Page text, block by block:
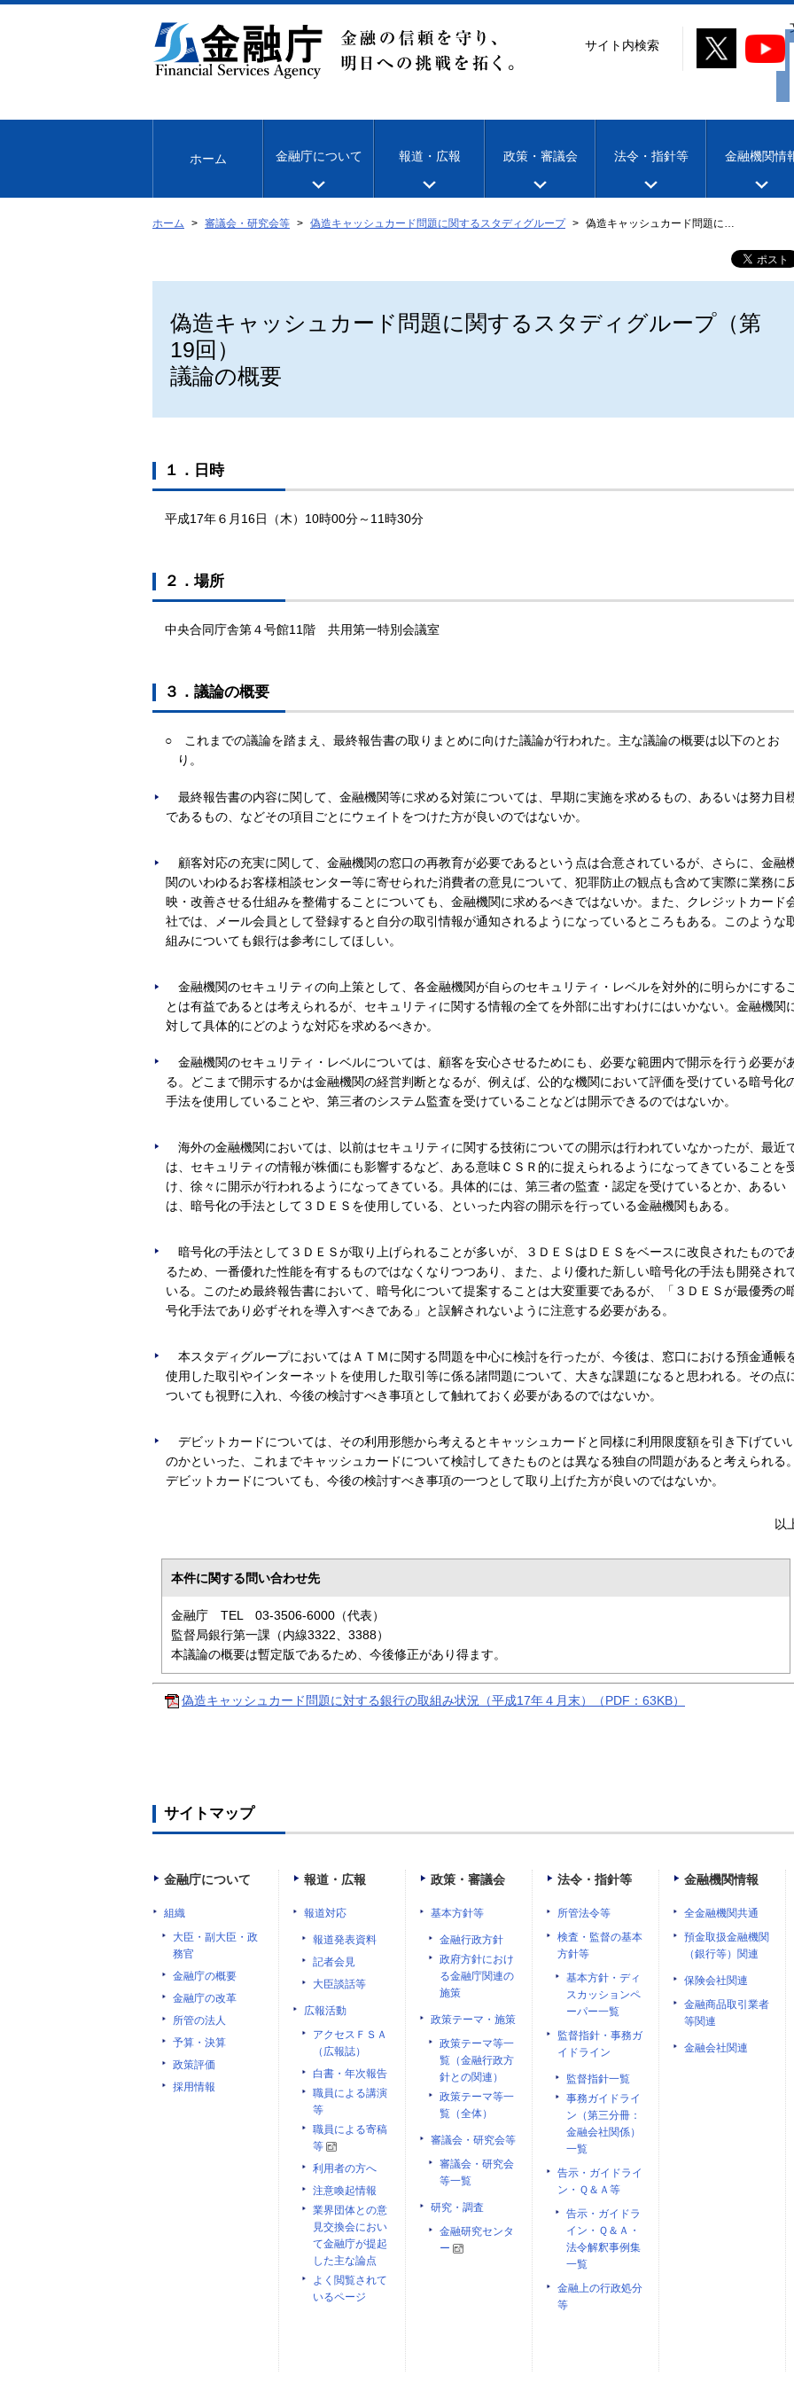
文
移
サイト内検索
ホーム 金融庁について 報道・広報 政策・審議会 法令・指針等 金融機関情
ホーム 審議会・研究会等 偽造キャッシュカード問題に関するスタディグループ 偽造キャッシュカード問題に…
偽造キャッシュカード問題に関するスタディグループ（第
19回）
議論の概要
１．日時
平成17年６月16日（木）10時00分～11時30分
２．場所
中央合同庁舎第４号館11階 共用第一特別会議室
３．議論の概要
○ これまでの議論を踏まえ、最終報告書の取りまとめに向けた議論が行われた。主な議論の概要は以下のとお
り。
最終報告書の内容に関して、金融機関等に求める対策については、早期に実施を求めるもの、あるいは努力目
であるもの、などその項目ごとにウェイトをつけた方が良いのではないか。
顧客対応の充実に関して、金融機関の窓口の再教育が必要であるという点は合意されているが、さらに、金融
関のいわゆるお客様相談センター等に寄せられた消費者の意見について、犯罪防止の観点も含めて実際に業務に
映・改善させる仕組みを整備することについても、金融機関に求めるべきではないか。また、クレジットカード
社では、メール会員として登録すると自分の取引情報が通知されるようになっているところもある。このような
組みについても銀行は参考にしてほしい。
金融機関のセキュリティの向上策として、各金融機関が自らのセキュリティ・レベルを対外的に明らかにするこ
とは有益であるとは考えられるが、セキュリティに関する情報の全てを外部に出すわけにはいかない。金融機関
対して具体的にどのような対応を求めるべきか。
金融機関のセキュリティ・レベルについては、顧客を安心させるためにも、必要な範囲内で開示を行う必要が
る。どこまで開示するかは金融機関の経営判断となるが、例えば、公的な機関において評価を受けている暗号化
手法を使用していることや、第三者のシステム監査を受けていることなどは開示できるのではないか。
海外の金融機関においては、以前はセキュリティに関する技術についての開示は行われていなかったが、最近
は、セキュリティの情報が株価にも影響するなど、ある意味ＣＳＲ的に捉えられるようになってきていることを
け、徐々に開示が行われるようになってきている。具体的には、第三者の監査・認定を受けているとか、あるい
は、暗号化の手法として３ＤＥＳを使用している、といった内容の開示を行っている金融機関もある。
暗号化の手法として３ＤＥＳが取り上げられることが多いが、３ＤＥＳはＤＥＳをベースに改良されたもので
るため、一番優れた性能を有するものではなくなりつつあり、また、より優れた新しい暗号化の手法も開発され
いる。このため最終報告書において、暗号化について提案することは大変重要であるが、「３ＤＥＳが最優秀の
号化手法であり必ずそれを導入すべきである」と誤解されないように注意する必要がある。
本スタディグループにおいてはＡＴＭに関する問題を中心に検討を行ったが、今後は、窓口における預金通帳
使用した取引やインターネットを使用した取引等に係る諸問題について、大きな課題になると思われる。その点
ついても視野に入れ、今後の検討すべき事項として触れておく必要があるのではないか。
デビットカードについては、その利用形態から考えるとキャッシュカードと同様に利用限度額を引き下げてい
のかといった、これまでキャッシュカードについて検討してきたものとは異なる独自の問題があると考えられる。
デビットカードについても、今後の検討すべき事項の一つとして取り上げた方が良いのではないか。
以
本件に関する問い合わせ先
金融庁 TEL 03-3506-6000（代表）
監督局銀行第一課（内線3322、3388）
本議論の概要は暫定版であるため、今後修正があり得ます。
偽造キャッシュカード問題に対する銀行の取組み状況（平成17年４月末）（PDF：63KB）
サイトマップ
金融庁について
組織
大臣・副大臣・政
務官
金融庁の概要
金融庁の改革
所管の法人
予算・決算
政策評価
採用情報
報道・広報
報道対応
報道発表資料
記者会見
大臣談話等
広報活動
アクセスＦＳＡ
（広報誌）
白書・年次報告
職員による講演
等
職員による寄稿
等
利用者の方へ
注意喚起情報
業界団体との意
見交換会におい
て金融庁が提起
した主な論点
よく閲覧されて
いるページ
政策・審議会
基本方針等
金融行政方針
政府方針におけ
る金融庁関連の
施策
政策テーマ・施策
政策テーマ等一
覧（金融行政方
針との関連）
政策テーマ等一
覧（全体）
審議会・研究会等
審議会・研究会
等一覧
研究・調査
金融研究センタ
ー
法令・指針等
所管法令等
検査・監督の基本
方針等
基本方針・ディ
スカッションペ
ーパー一覧
監督指針・事務ガ
イドライン
監督指針一覧
事務ガイドライ
ン（第三分冊：
金融会社関係）
一覧
告示・ガイドライ
ン・Ｑ＆Ａ等
告示・ガイドラ
イン・Ｑ＆Ａ・
法令解釈事例集
一覧
金融上の行政処分
等
金融機関情報
全金融機関共通
預金取扱金融機関
（銀行等）関連
保険会社関連
金融商品取引業者
等関連
金融会社関連